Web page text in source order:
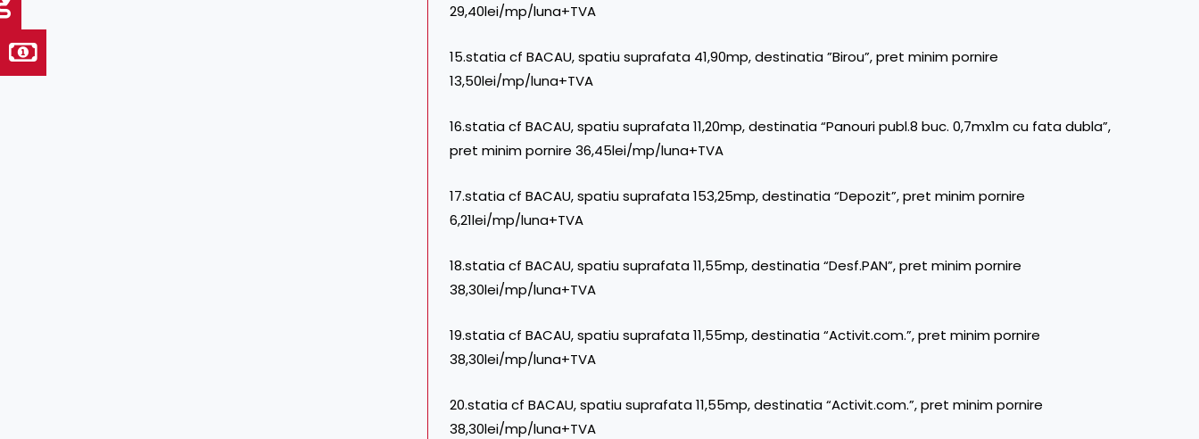
29,40lei/mp/luna+TVA
15.statia cf BACAU, spatiu suprafata 41,90mp, destinatia ”Birou”, pret minim pornire
13,50lei/mp/luna+TVA
16.statia cf BACAU, spatiu suprafata 11,20mp, destinatia “Panouri publ.8 buc. 0,7mx1m cu fata dubla”,
pret minim pornire 36,45lei/mp/luna+TVA
17.statia cf BACAU, spatiu suprafata 153,25mp, destinatia “Depozit”, pret minim pornire
6,21lei/mp/luna+TVA
18.statia cf BACAU, spatiu suprafata 11,55mp, destinatia “Desf.PAN”, pret minim pornire
38,30lei/mp/luna+TVA
19.statia cf BACAU, spatiu suprafata 11,55mp, destinatia “Activit.com.”, pret minim pornire
38,30lei/mp/luna+TVA
20.statia cf BACAU, spatiu suprafata 11,55mp, destinatia “Activit.com.”, pret minim pornire
38,30lei/mp/luna+TVA